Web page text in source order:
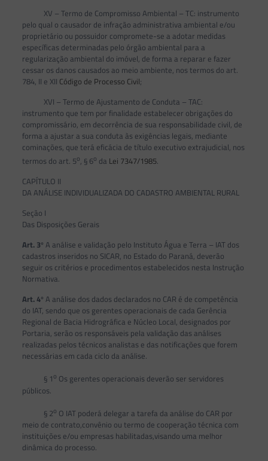
XV – Termo de Compromisso Ambiental – TC: instrumento
pelo qual o causador de infração administrativa ambiental e/ou
proprietário ou possuidor compromete-se a adotar medidas
específicas determinadas pelo órgão ambiental para a
regularização ambiental do imóvel, de forma a reparar e fazer
cessar os danos causados ao meio ambiente, nos termos do art.
784, II e XII Código de Processo Civil;
XVI – Termo de Ajustamento de Conduta – TAC:
instrumento que tem por finalidade estabelecer obrigações do
compromissário, em decorrência de sua responsabilidade civil, de
forma a ajustar a sua conduta às exigências legais, mediante
cominações, que terá eficácia de título executivo extrajudicial, nos
termos do art. 5o, § 6o da Lei 7347/1985.
CAPÍTULO II
DA ANÁLISE INDIVIDUALIZADA DO CADASTRO AMBIENTAL RURAL
Seção I
Das Disposições Gerais
Art. 3º A análise e validação pelo Instituto Água e Terra – IAT dos
cadastros inseridos no SICAR, no Estado do Paraná, deverão
seguir os critérios e procedimentos estabelecidos nesta Instrução
Normativa.
Art. 4º A análise dos dados declarados no CAR é de competência
do IAT, sendo que os gerentes operacionais de cada Gerência
Regional de Bacia Hidrográfica e Núcleo Local, designados por
Portaria, serão os responsáveis pela validação das análises
realizadas pelos técnicos analistas e das notificações que forem
necessárias em cada ciclo da análise.
§ 1o Os gerentes operacionais deverão ser servidores
públicos.
§ 2o O IAT poderá delegar a tarefa da análise do CAR por
meio de contrato,convênio ou termo de cooperação técnica com
instituições e/ou empresas habilitadas,visando uma melhor
dinâmica do processo.